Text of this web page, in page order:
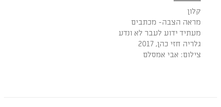
קלון
מראה הצבה- מכתבים
מעתיד ידוע לעבר לא ונדע
גלריה חזי כהן, 2017
צילום: אבי אמסלם